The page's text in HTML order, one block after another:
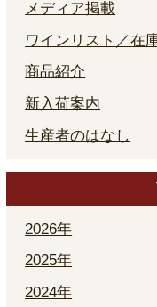
メディア掲載
ワインリスト／在
商品紹介
新入荷案内
生産者のはなし
2026年
2025年
2024年